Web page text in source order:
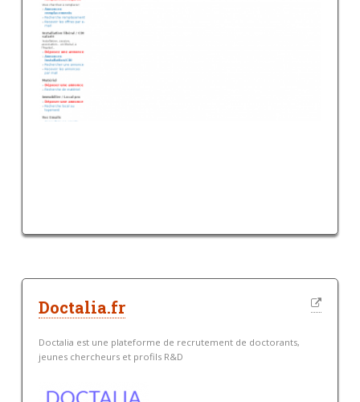
Doctalia.fr
Doctalia est une plateforme de recrutement de doctorants,
jeunes chercheurs et profils R&D